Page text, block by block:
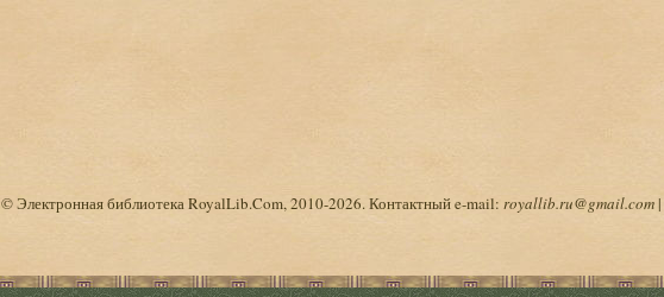
© Электронная библиотека RoyalLib.Com, 2010-2026. Контактный e-mail: royallib.ru@gmail.com|